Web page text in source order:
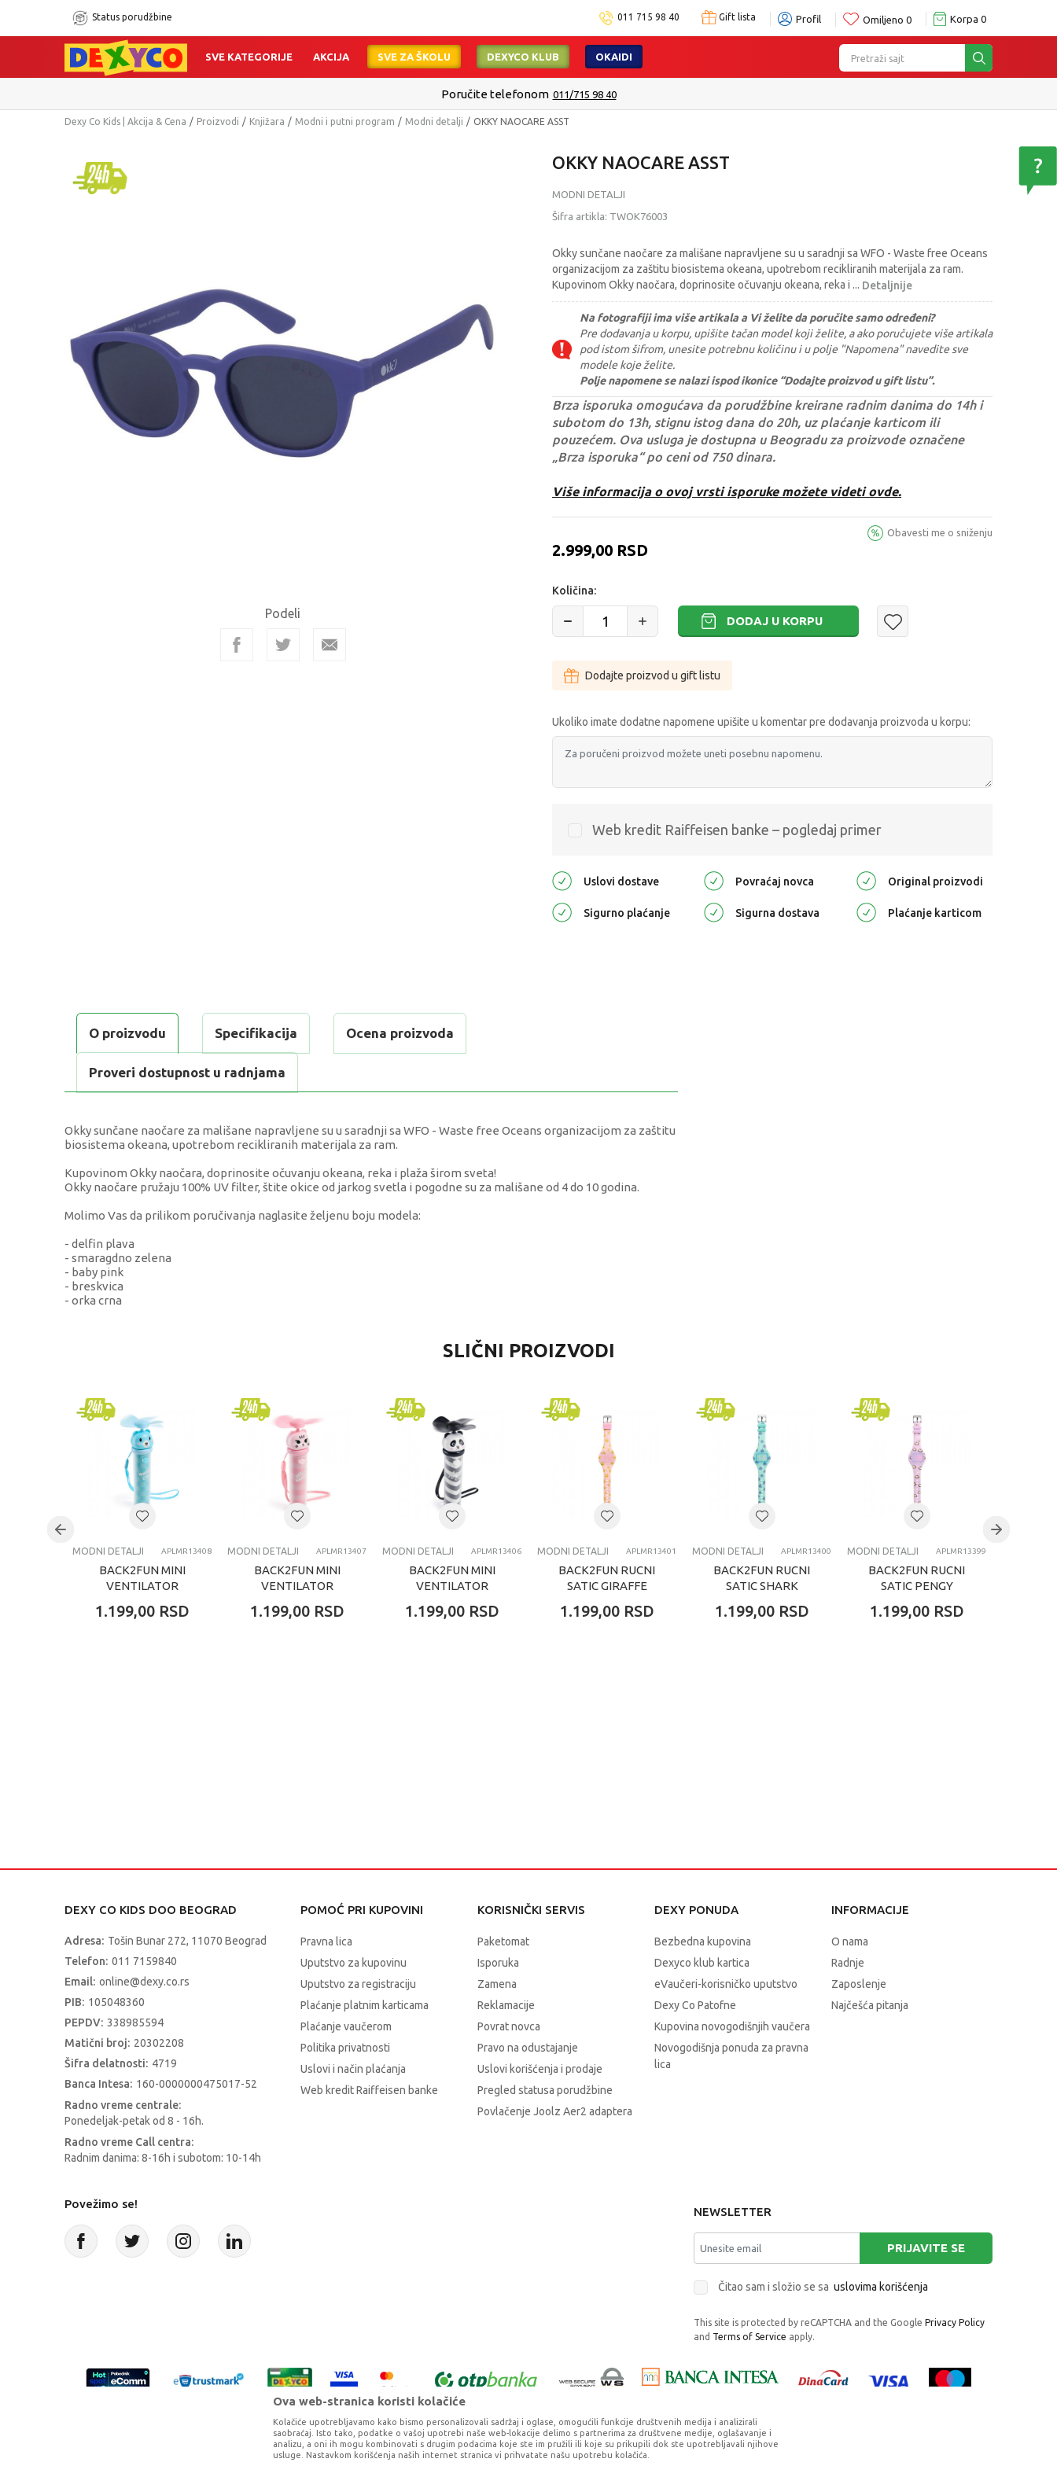
Status porudžbine 011 715 98 40 Gift lista Profil Omiljeno 0 Korpa 0
Pretraži sajt
SVE KATEGORIJE AKCIJA SVE ZA ŠKOLU DEXYCO KLUB OKAIDI
Poručite telefonom 011/715 98 40
Dexy Co Kids | Akcija & Cena Proizvodi Knjižara Modni i putni program Modni detalji OKKY NAOCARE ASST
Podeli
OKKY NAOCARE ASST
MODNI DETALJI
Šifra artikla: TWOK76003
Okky sunčane naočare za mališane napravljene su u saradnji sa WFO - Waste free Oceans
organizacijom za zaštitu biosistema okeana, upotrebom recikliranih materijala za ram.
Kupovinom Okky naočara, doprinosite očuvanju okeana, reka i ... Detaljnije
Na fotografiji ima više artikala a Vi želite da poručite samo određeni?
Pre dodavanja u korpu, upišite tačan model koji želite, a ako poručujete više artikala
pod istom šifrom, unesite potrebnu količinu i u polje "Napomena" navedite sve
modele koje želite.
Polje napomene se nalazi ispod ikonice “Dodajte proizvod u gift listu”.
Brza isporuka omogućava da porudžbine kreirane radnim danima do 14h i
subotom do 13h, stignu istog dana do 20h, uz plaćanje karticom ili
pouzećem. Ova usluga je dostupna u Beogradu za proizvode označene
„Brza isporuka“ po ceni od 750 dinara.
Više informacija o ovoj vrsti isporuke možete videti ovde.
2.999,00 RSD
Obavesti me o sniženju
Količina:
DODAJ U KORPU
Dodajte proizvod u gift listu
Ukoliko imate dodatne napomene upišite u komentar pre dodavanja proizvoda u korpu:
Web kredit Raiffeisen banke – pogledaj primer
Uslovi dostave Povraćaj novca Original proizvodi
Sigurno plaćanje Sigurna dostava Plaćanje karticom
O proizvodu Specifikacija Ocena proizvoda
Proveri dostupnost u radnjama
Okky sunčane naočare za mališane napravljene su u saradnji sa WFO - Waste free Oceans organizacijom za zaštitu
biosistema okeana, upotrebom recikliranih materijala za ram.
Kupovinom Okky naočara, doprinosite očuvanju okeana, reka i plaža širom sveta!
Okky naočare pružaju 100% UV filter, štite okice od jarkog svetla i pogodne su za mališane od 4 do 10 godina.
Molimo Vas da prilikom poručivanja naglasite željenu boju modela:
- delfin plava
- smaragdno zelena
- baby pink
- breskvica
- orka crna
Brend
Uzrast
Kategorija OPREMA ZA MOBILNE TELEFONE
SLIČNI PROIZVODI
MODNI DETALJI APLMR13408
BACK2FUN MINI
VENTILATOR
1.199,00 RSD
MODNI DETALJI APLMR13407
BACK2FUN MINI
VENTILATOR
1.199,00 RSD
MODNI DETALJI APLMR13406
BACK2FUN MINI
VENTILATOR
1.199,00 RSD
MODNI DETALJI APLMR13401
BACK2FUN RUCNI
SATIC GIRAFFE
1.199,00 RSD
MODNI DETALJI APLMR13400
BACK2FUN RUCNI
SATIC SHARK
1.199,00 RSD
MODNI DETALJI APLMR13399
BACK2FUN RUCNI
SATIC PENGY
1.199,00 RSD
DEXY CO KIDS DOO BEOGRAD
Adresa: Tošin Bunar 272, 11070 Beograd
Telefon: 011 7159840
Email: online@dexy.co.rs
PIB: 105048360
PEPDV: 338985594
Matični broj: 20302208
Šifra delatnosti: 4719
Banca Intesa: 160-0000000475017-52
Radno vreme centrale:
Ponedeljak-petak od 8 - 16h.
Radno vreme Call centra:
Radnim danima: 8-16h i subotom: 10-14h
POMOĆ PRI KUPOVINI
Pravna lica
Uputstvo za kupovinu
Uputstvo za registraciju
Plaćanje platnim karticama
Plaćanje vaučerom
Politika privatnosti
Uslovi i način plaćanja
Web kredit Raiffeisen banke
KORISNIČKI SERVIS
Paketomat
Isporuka
Zamena
Reklamacije
Povrat novca
Pravo na odustajanje
Uslovi korišćenja i prodaje
Pregled statusa porudžbine
Povlačenje Joolz Aer2 adaptera
DEXY PONUDA
Bezbedna kupovina
Dexyco klub kartica
eVaučeri-korisničko uputstvo
Dexy Co Patofne
Kupovina novogodišnjih vaučera
Novogodišnja ponuda za pravna
lica
INFORMACIJE
O nama
Radnje
Zaposlenje
Najčešća pitanja
Povežimo se!
NEWSLETTER
PRIJAVITE SE
Čitao sam i složio se sa uslovima korišćenja
This site is protected by reCAPTCHA and the Google Privacy Policy
and Terms of Service apply.
Proizvode na sajtu nastojimo da opišemo što je preciznije moguće, ali ne možemo garantovati da su svi podaci i fotografije, navedeni u okrviru proizvoda, u
Ova web-stranica koristi kolačiće
Kolačiće upotrebljavamo kako bismo personalizovali sadržaj i oglase, omogućili funkcije društvenih medija i analizirali
saobraćaj. Isto tako, podatke o vašoj upotrebi naše web-lokacije delimo s partnerima za društvene medije, oglašavanje i
analizu, a oni ih mogu kombinovati s drugim podacima koje ste im pružili ili koje su prikupili dok ste upotrebljavali njihove
usluge. Nastavkom korišćenja naših internet stranica vi prihvatate našu upotrebu kolačića.